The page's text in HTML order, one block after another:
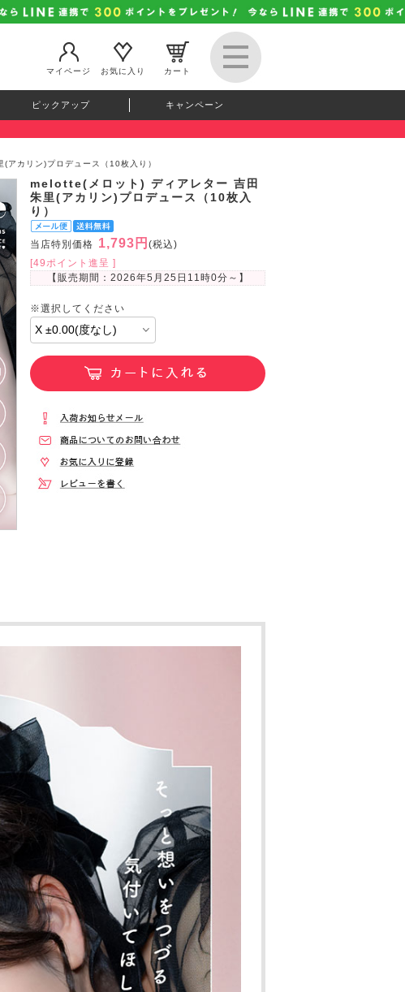
マイページ
お気に入り カート
ピックアップ キャンペーン
カリン)プロデュース（10枚入り）
melotte(メロット) ディアレター 吉田
朱里(アカリン)プロデュース（10枚入
り）
当店特別価格 1,793円 (税込)
[49ポイント進呈 ]
【販売期間： 2026年5月25日11時0分 ～】